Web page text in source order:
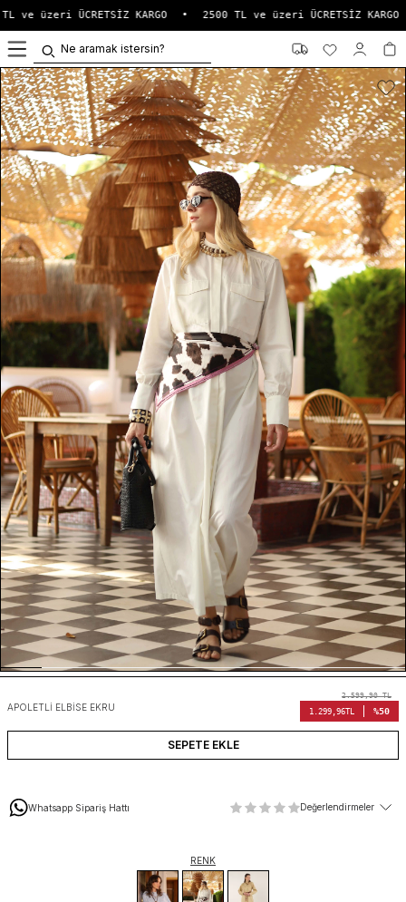
ve üzeri ÜCRETSİZ KARGO 2500 TL ve üzeri ÜCRETSİZ KARGO
APOLETLI ELBISE EKRU
2.599,90TL
1.299,96TL %50
SEPETE EKLE
Whatsapp Sipariş Hattı Değerlendirmeler
RENK